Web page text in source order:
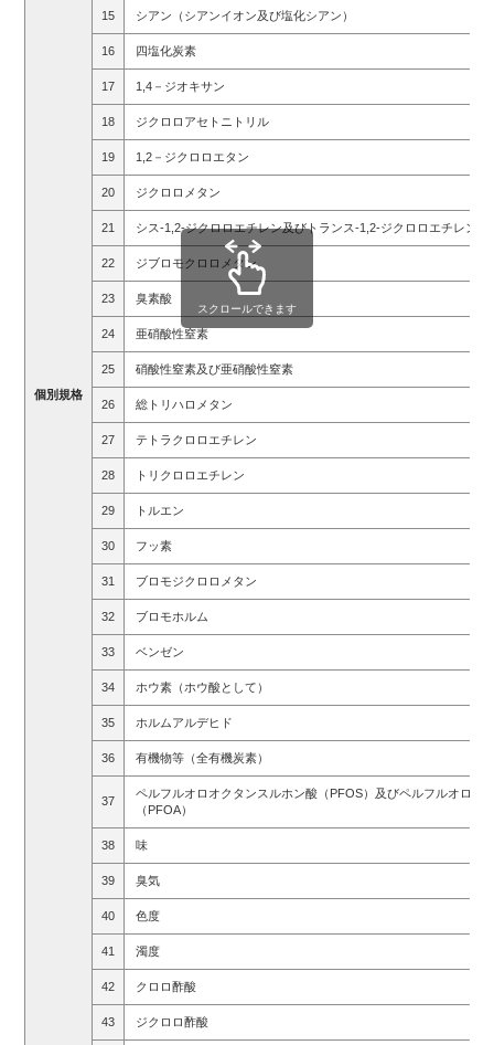
個別規格
15 シアン（シアンイオン及び塩化シアン）
16 四塩化炭素
17 1,4－ジオキサン
18 ジクロロアセトニトリル
19 1,2－ジクロロエタン
20 ジクロロメタン
21 シス-1,2-ジクロロエチレン及びトランス-1,2-ジクロロエチレン
22 ジブロモクロロメタン
23 臭素酸
24 亜硝酸性窒素
25 硝酸性窒素及び亜硝酸性窒素
26 総トリハロメタン
27 テトラクロロエチレン
28 トリクロロエチレン
29 トルエン
30 フッ素
31 ブロモジクロロメタン
32 ブロモホルム
33 ベンゼン
34 ホウ素（ホウ酸として）
35 ホルムアルデヒド
36 有機物等（全有機炭素）
37
ペルフルオロオクタンスルホン酸（PFOS）及びペルフルオロオ
（PFOA）
38 味
39 臭気
40 色度
41 濁度
42 クロロ酢酸
43 ジクロロ酢酸
スクロールできます